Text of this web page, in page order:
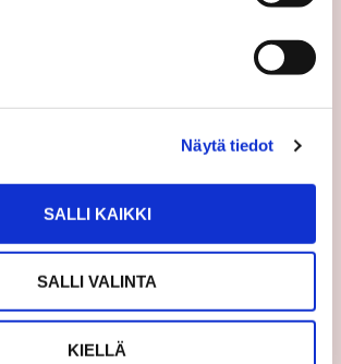
Näytä tiedot
SALLI KAIKKI
SALLI VALINTA
KIELLÄ